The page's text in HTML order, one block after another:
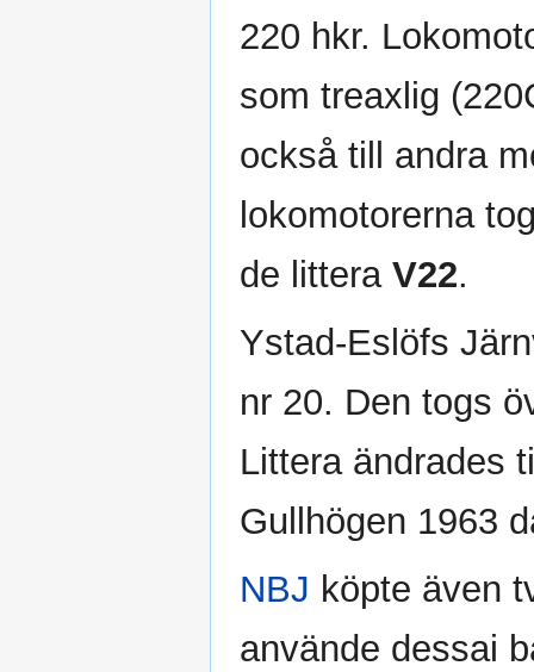
220 hkr.
som treaxlig
också till andra
lokomotorerna
de littera V22.
Ystad-Eslöfs
nr 20. Den togs
Littera ändrades
Gullhögen 1963
NBJ köpte även
använde dessai